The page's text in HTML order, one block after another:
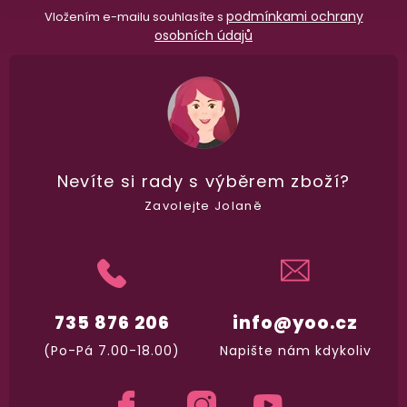
Na rychlosti záleží! Vše důležité máme
a okamžitě odesíláme.
Garance vrácení peněz
30 dnína bezplatné vrácení zboží
Vložením e-mailu souhlasíte s podmínkami ochrany
osobních údajů
info@yoo.cz
Napište nám kdykoliv
735 876 206
(Po-Pá 7.00-18.00)
Nevíte si rady s výběrem zboží?
Zavolejte Jolaně